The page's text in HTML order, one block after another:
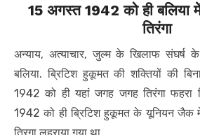
15 अगस्त 1942 को ही बलिया
तिरंगा
अन्याय, अत्याचार, जुल्म के खिलाफ संघर्ष के
बलिया. ब्रिटिश हुकूमत की शक्तियों की
1942 को ही यहां जगह जगह तिरंगा फहरा
1942 को ही ब्रिटिश हुकूमत के यूनियन
तिरगा लहराया गया था.